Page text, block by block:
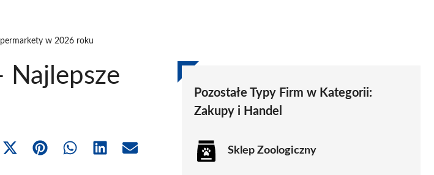
w 2026 roku
Najlepsze
Share Share Share Share Share
Pozostałe Typy Firm w Kategorii:
Zakupy i Handel
Sklep Zoologiczny